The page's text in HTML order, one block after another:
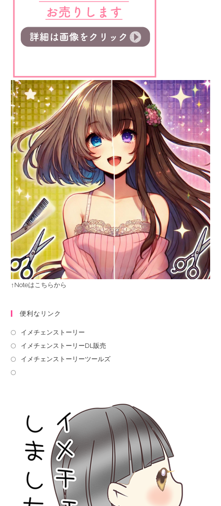
↑Noteはこちらから
便利なリンク
イメチェンストーリー
イメチェンストーリーDL販売
イメチェンストーリーツールズ